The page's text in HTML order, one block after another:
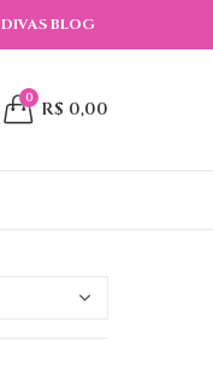
DIVAS BLOG
0 R$ 0,00